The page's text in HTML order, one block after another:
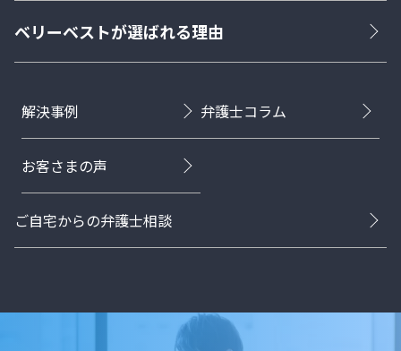
ベリーベストが選ばれる理由
解決事例 弁護士コラム
お客さまの声
ご自宅からの弁護士相談